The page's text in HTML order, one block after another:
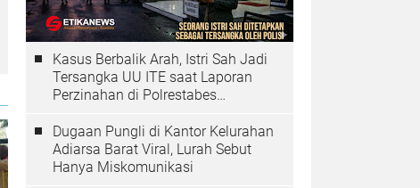
Kasus Berbalik Arah, Istri Sah Jadi
Tersangka UU ITE saat Laporan
Perzinahan di Polrestabes
Dugaan Pungli di Kantor Kelurahan
Adiarsa Barat Viral, Lurah Sebut
Hanya Miskomunikasi